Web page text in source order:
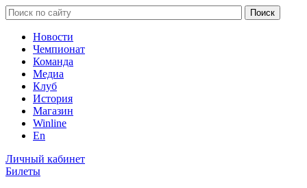
Новости
Чемпионат
Команда
Медиа
Клуб
История
Магазин
Winline
En
Личный кабинет
Билеты